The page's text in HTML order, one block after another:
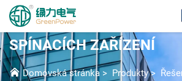
Produkty
GPM2.1 ŘADA
SPÍNACÍCH ZAŘÍZENÍ
Domovská stránka > Produkty> Řešení